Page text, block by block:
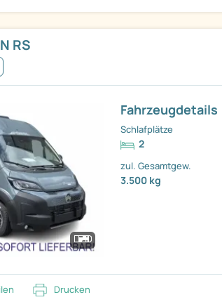
RS
Fahrzeugdetails
Schlafplätze
2
zul. Gesamtgew.
3.500 kg
Drucken